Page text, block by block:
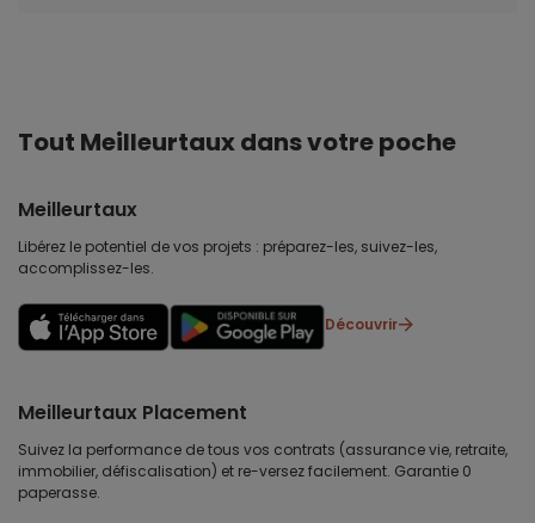
Tout Meilleurtaux dans votre poche
Meilleurtaux
Libérez le potentiel de vos projets : préparez-les, suivez-les,
accomplissez-les.
Découvrir
Meilleurtaux Placement
Suivez la performance de tous vos contrats (assurance vie, retraite,
immobilier, défiscalisation) et re-versez facilement. Garantie 0
paperasse.